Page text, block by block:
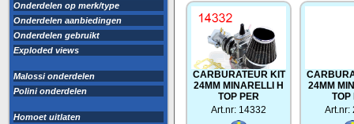
Onderdelen op merk/type
Onderdelen aanbiedingen
Onderdelen gebruikt
Exploded views
Malossi onderdelen
Polini onderdelen
Homoet uitlaten
CARBURATEUR KIT
24MM MINARELLI H
TOP PER
Art.nr: 14332
24MM
TOP
Art.nr: